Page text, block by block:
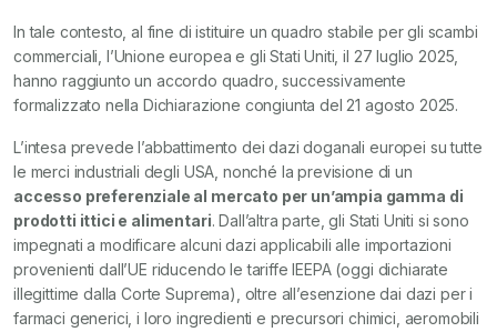
In tale contesto, al fine di istituire un quadro stabile per gli scambi
commerciali, l’Unione europea e gli Stati Uniti, il 27 luglio 2025,
hanno raggiunto un accordo quadro, successivamente
formalizzato nella Dichiarazione congiunta del 21 agosto 2025.
L’intesa prevede l’abbattimento dei dazi doganali europei su tutte
le merci industriali degli USA, nonché la previsione di un
accesso preferenziale al mercato per un’ampia gamma di
prodotti ittici e alimentari. Dall’altra parte, gli Stati Uniti si sono
impegnati a modificare alcuni dazi applicabili alle importazioni
provenienti dall’UE riducendo le tariffe IEEPA (oggi dichiarate
illegittime dalla Corte Suprema), oltre all’esenzione dai dazi per i
farmaci generici, i loro ingredienti e precursori chimici, aeromobili